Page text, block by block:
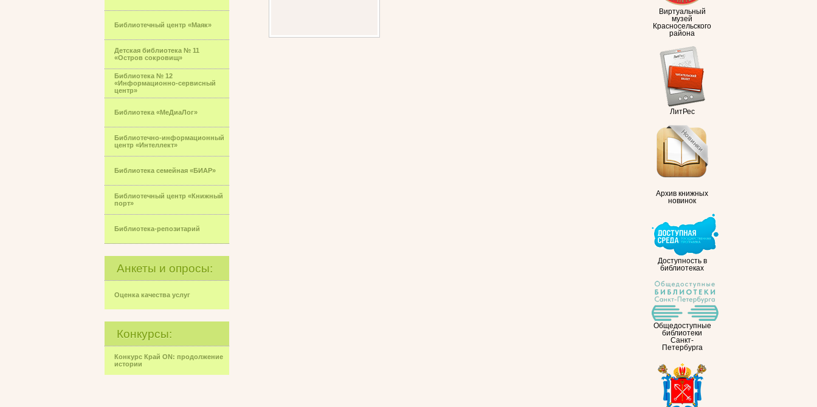
Библиотечный центр «Маяк»
Детская библиотека № 11
«Остров сокровищ»
Библиотека № 12
«Информационно-сервисный
центр»
Библиотека «МеДиаЛог»
Библиотечно-информационный
центр «Интеллект»
Библиотека семейная «БИАР»
Библиотечный центр «Книжный
порт»
Библиотека-репозитарий
Анкеты и опросы:
Оценка качества услуг
Конкурсы:
Конкурс Край ON: продолжение
истории
Виртуальный
музей
Красносельского
района
ЛитРес
Архив книжных
новинок
Доступность в
библиотеках
Общедоступные
библиотеки
Санкт-
Петербурга